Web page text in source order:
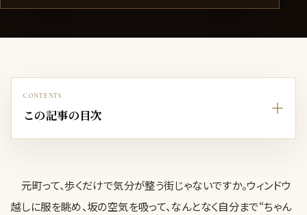
CONTENTS
この記事の目次
元町って、歩くだけで気分が整う街じゃないですか。ウィンドウ
越しに服を眺め、坂の空気を吸って、なんとなく自分まで“ちゃん